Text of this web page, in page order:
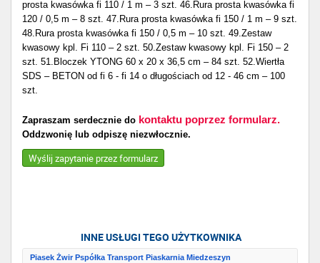
prosta kwasówka fi 110 / 1 m – 3 szt. 46.Rura prosta kwasówka fi
120 / 0,5 m – 8 szt. 47.Rura prosta kwasówka fi 150 / 1 m – 9 szt.
48.Rura prosta kwasówka fi 150 / 0,5 m – 10 szt. 49.Zestaw
kwasowy kpl. Fi 110 – 2 szt. 50.Zestaw kwasowy kpl. Fi 150 – 2
szt. 51.Bloczek YTONG 60 x 20 x 36,5 cm – 84 szt. 52.Wiertła
SDS – BETON od fi 6 - fi 14 o długościach od 12 - 46 cm – 100
szt.
Zapraszam serdecznie do kontaktu poprzez formularz.
Oddzwonię lub odpiszę niezwłocznie.
Wyślij zapytanie przez formularz
INNE USŁUGI TEGO UŻYTKOWNIKA
Piasek Żwir Pspółka Transport Piaskarnia Miedzeszyn